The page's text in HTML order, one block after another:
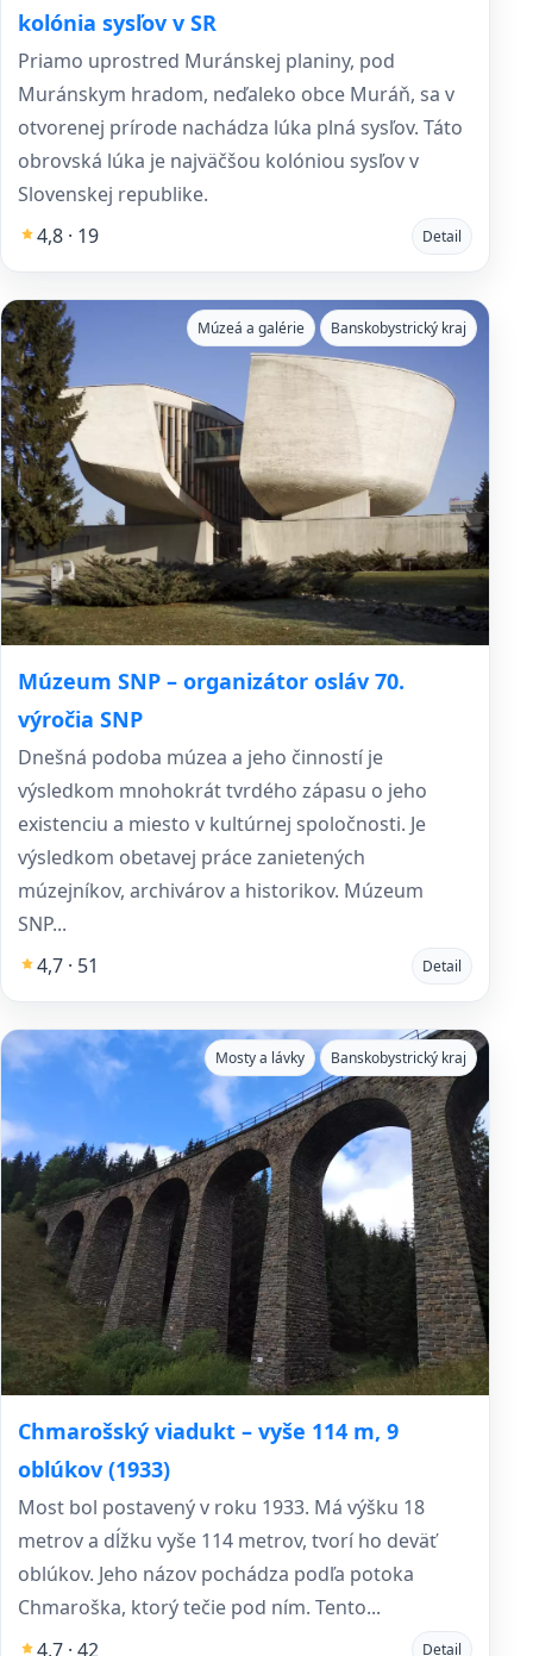
kolónia sysľov v SR
Priamo uprostred Muránskej planiny, pod
Muránskym hradom, neďaleko obce Muráň, sa v
otvorenej prírode nachádza lúka plná sysľov. Táto
obrovská lúka je najväčšou kolóniou sysľov v
Slovenskej republike.
4,8 · 19
Detail
Múzeum SNP – organizátor osláv 70.
výročia SNP
Múzeá a galérie Banskobystrický kraj
Dnešná podoba múzea a jeho činností je
výsledkom mnohokrát tvrdého zápasu o jeho
existenciu a miesto v kultúrnej spoločnosti. Je
výsledkom obetavej práce zanietených
múzejníkov, archivárov a historikov. Múzeum
SNP...
4,7 · 51
Detail
Chmarošský viadukt – vyše 114 m, 9
oblúkov (1933)
Mosty a lávky Banskobystrický kraj
Most bol postavený v roku 1933. Má výšku 18
metrov a dĺžku vyše 114 metrov, tvorí ho deväť
oblúkov. Jeho názov pochádza podľa potoka
Chmaroška, ktorý tečie pod ním. Tento...
4,7 · 42
Detail